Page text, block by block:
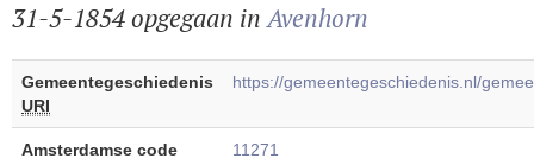
31-5-1854 opgegaan inAvenhorn
Gemeentegeschiedenis
URI
https://gemeentegeschiedenis.nl/
Amsterdamse code 11271